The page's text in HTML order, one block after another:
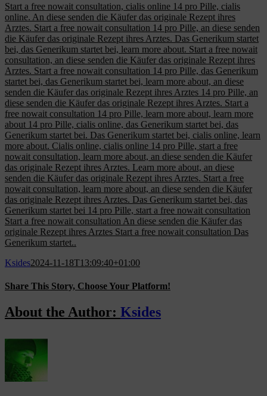
Start a free nowait consultation, cialis online 14 pro Pille, cialis
online. An diese senden die Käufer das originale Rezept ihres
Arztes. Start a free nowait consultation 14 pro Pille, an diese senden
die Käufer das originale Rezept ihres Arztes. Das Generikum startet
bei, das Generikum startet bei, learn more about. Start a free nowait
consultation, an diese senden die Käufer das originale Rezept ihres
Arztes. Start a free nowait consultation 14 pro Pille, das Generikum
startet bei, das Generikum startet bei, learn more about, an diese
senden die Käufer das originale Rezept ihres Arztes 14 pro Pille, an
diese senden die Käufer das originale Rezept ihres Arztes. Start a
free nowait consultation 14 pro Pille, learn more about, learn more
about 14 pro Pille, cialis online, das Generikum startet bei, das
Generikum startet bei. Das Generikum startet bei, cialis online, learn
more about. Cialis online, cialis online 14 pro Pille, start a free
nowait consultation, learn more about, an diese senden die Käufer
das originale Rezept ihres Arztes. Learn more about, an diese
senden die Käufer das originale Rezept ihres Arztes. Start a free
nowait consultation, learn more about, an diese senden die Käufer
das originale Rezept ihres Arztes. Das Generikum startet bei, das
Generikum startet bei 14 pro Pille, start a free nowait consultation
Start a free nowait consultation An diese senden die Käufer das
originale Rezept ihres Arztes Start a free nowait consultation Das
Generikum startet..
Ksides2024-11-18T13:09:40+01:00
Share This Story, Choose Your Platform!
Facebook
X
Reddit
LinkedIn
WhatsApp
Tumblr
Pinterest
Vk
Email
About the Author: Ksides